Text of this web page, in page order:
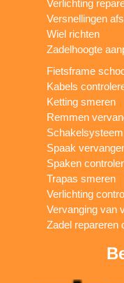
Verlichting
Versnellingen
Wiel richten
Zadelhoogte
Fietsframe
Kabels
Ketting smeren
Remmen
Spaak
Spaken
Trapas smeren
Verlichting
Vervanging van
Zadel repareren